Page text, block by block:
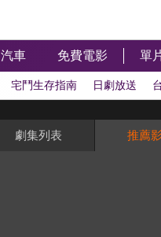
汽車 免費電影 單
宅鬥生存指南 日劇放送
劇集列表 推薦